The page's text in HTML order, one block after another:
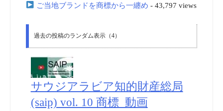
ご当地ブランドを商標から一纏め - 43,797 views
過去の投稿のランダム表示（4）
サウジアラビア知的財産総局
(saip) vol. 10 商標_動画